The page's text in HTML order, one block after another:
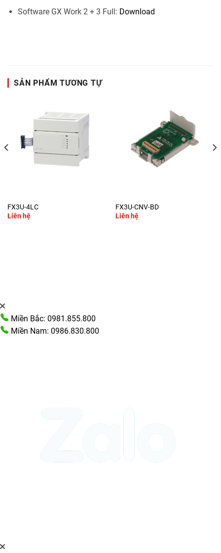
Software GX Work 2 + 3 Full: Download
SẢN PHẨM TƯƠNG TỰ
FX3U-4LC
Liên hệ
FX3U-CNV-BD
Liên hệ
Miền Bắc: 0981.855.800
Miền Nam: 0986.830.800